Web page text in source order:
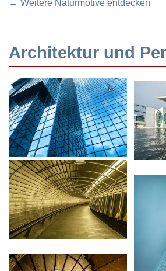
→ Weitere Naturmotive entdecken
Architektur und